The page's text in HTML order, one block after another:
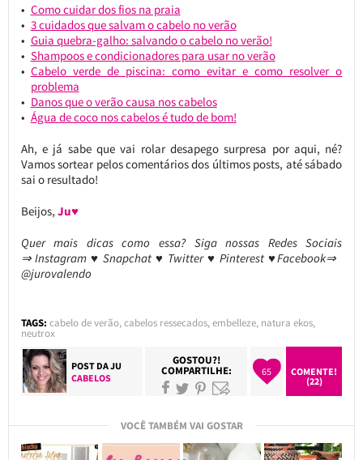
Como cuidar dos fios na praia
3 cuidados que salvam o cabelo no verão
Guia quebra-galho: salvando o cabelo no verão!
Shampoos e condicionadores para usar no verão
Cabelo verde de piscina: como evitar e como resolver o
problema
Danos que o verão causa nos cabelos
Água de coco nos cabelos é tudo de bom!
Ah, e já sabe que vai rolar desapego surpresa por aqui, né?
Vamos sortear pelos comentários dos últimos posts, até sábado
sai o resultado!
Beijos, Ju♥
Quer mais dicas como essa? Siga nossas Redes Sociais
⇒ Instagram ♥ Snapchat ♥ Twitter ♥ Pinterest ♥Facebook⇒
@jurovalendo
TAGS: cabelo de verão,cabelos ressecados,embelleze, natura ekos,
neutrox
POST DAJU
CABELOS
GOSTOU?!
COMPARTILHE: 65
COMENTE!
(22)
VOCÊ TAMBÉM VAI GOSTAR